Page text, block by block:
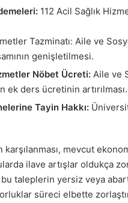
112 Acil Sağlık
Tazminatı: Aile ve
genişletilmesi.
Nöbet Ücreti: Aile ve
ek ders ücretinin artırılması.
Tayin Hakkı:
karşılanması, mevcut
ilave artışlar oldukça
bu taleplerin yersiz veya
süreci elbette